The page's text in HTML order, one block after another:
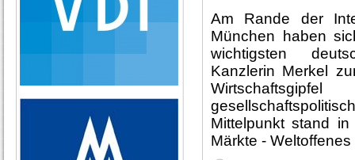
Am Rande der
München haben
wichtigsten
Kanzlerin Merkel
Mittelpunkt stand
Märkte -